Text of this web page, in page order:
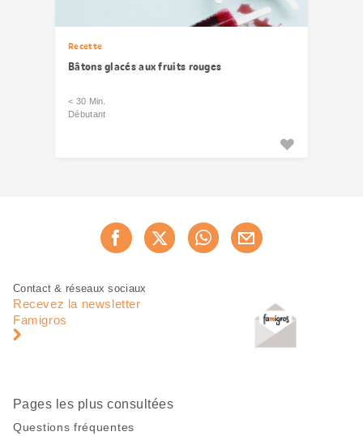
Recette
Bâtons glacés aux fruits rouges
< 30 Min.
Débutant
Recommander maintenant
Pied
page
Navigation
pied
Contact & réseaux sociaux
Recevez la newsletter
Famigros
Pages les plus consultées
Questions fréquentes